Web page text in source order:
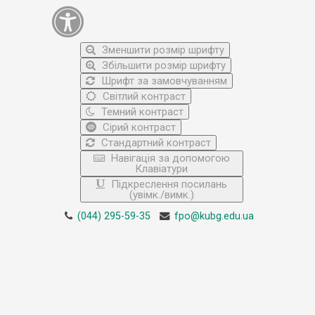
Зменшити розмір шрифту
Збільшити розмір шрифту
Шрифт за замовчуванням
Світлий контраст
Темний контраст
Сірий контраст
Стандартний контраст
Навігація за допомогою
Клавіатури
Підкреслення посилань
(увімк./вимк.)
(044) 295-59-35 fpo@kubg.edu.ua